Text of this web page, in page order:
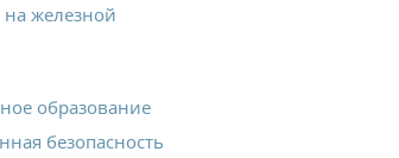
на железной
образование
безопасность